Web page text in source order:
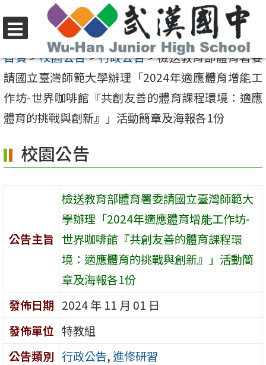
至
要
內
容
選
單
首頁>校園公告>行政公告>檢送教育部體育署委
請國立臺灣師範大學辦理「2024年適應體育增能工
作坊-世界咖啡館『共創友善的體育課程環境：適應
體育的挑戰與創新』」活動簡章及海報各1份
校園公告
公告主旨
檢送教育部體育署委請國立臺灣師範大
學辦理「2024年適應體育增能工作坊-
世界咖啡館『共創友善的體育課程環
境：適應體育的挑戰與創新』」活動簡
章及海報各1份
發佈日期 2024 年 11 月 01 日
發佈單位 特教組
公告類別 行政公告,進修研習